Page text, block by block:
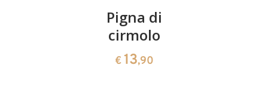
Pigna di
cirmolo
€ 13,90